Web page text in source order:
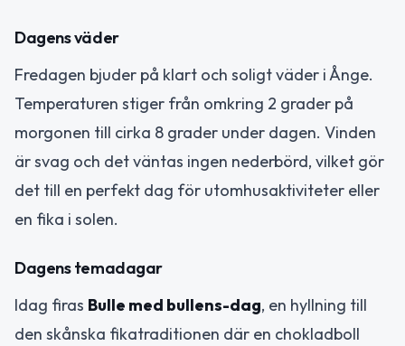
Dagens väder
Fredagen bjuder på klart och soligt väder i Ånge.
Temperaturen stiger från omkring 2 grader på
morgonen till cirka 8 grader under dagen. Vinden
är svag och det väntas ingen nederbörd, vilket gör
det till en perfekt dag för utomhusaktiviteter eller
en fika i solen.
Dagens temadagar
Idag firas Bulle med bullens-dag, en hyllning till
den skånska fikatraditionen där en chokladboll